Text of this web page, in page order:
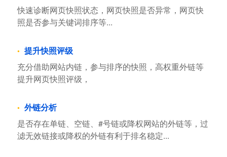
快速诊断网页快照状态，网页快照是否异常，网页快
照是否参与关键词排序等...
提升快照评级
充分借助网站内链，参与排序的快照，高权重外链等
提升网页快照评级，
外链分析
是否存在单链、空链、#号链或降权网站的外链等，过
滤无效链接或降权的外链有利于排名稳定...